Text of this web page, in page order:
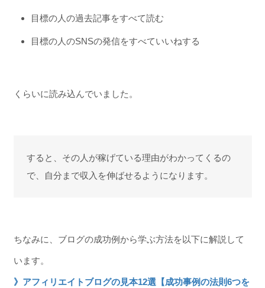
目標の人の過去記事をすべて読む
目標の人のSNSの発信をすべていいねする
くらいに読み込んでいました。
すると、その人が稼げている理由がわかってくるの
で、自分まで収入を伸ばせるようになります。
ちなみに、ブログの成功例から学ぶ方法を以下に解説して
います。
》アフィリエイトブログの見本12選【成功事例の法則6つを